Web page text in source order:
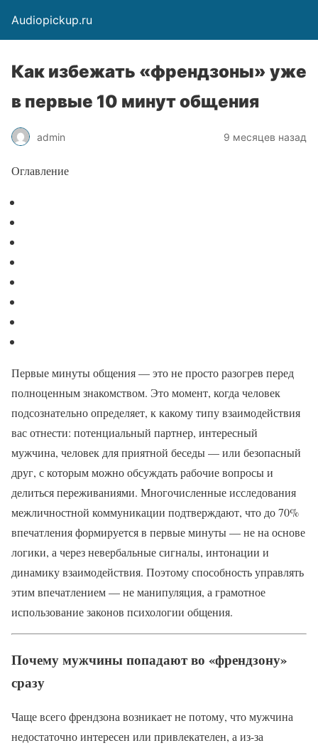
Audiopickup.ru
Как избежать «френдзоны» уже
в первые 10 минут общения
admin 9 месяцев назад
Оглавление
Первые минуты общения — это не просто разогрев перед
полноценным знакомством. Это момент, когда человек
подсознательно определяет, к какому типу взаимодействия
вас отнести: потенциальный партнер, интересный
мужчина, человек для приятной беседы — или безопасный
друг, с которым можно обсуждать рабочие вопросы и
делиться переживаниями. Многочисленные исследования
межличностной коммуникации подтверждают, что до 70%
впечатления формируется в первые минуты — не на основе
логики, а через невербальные сигналы, интонации и
динамику взаимодействия. Поэтому способность управлять
этим впечатлением — не манипуляция, а грамотное
использование законов психологии общения.
Почему мужчины попадают во «френдзону»
сразу
Чаще всего френдзона возникает не потому, что мужчина
недостаточно интересен или привлекателен, а из-за